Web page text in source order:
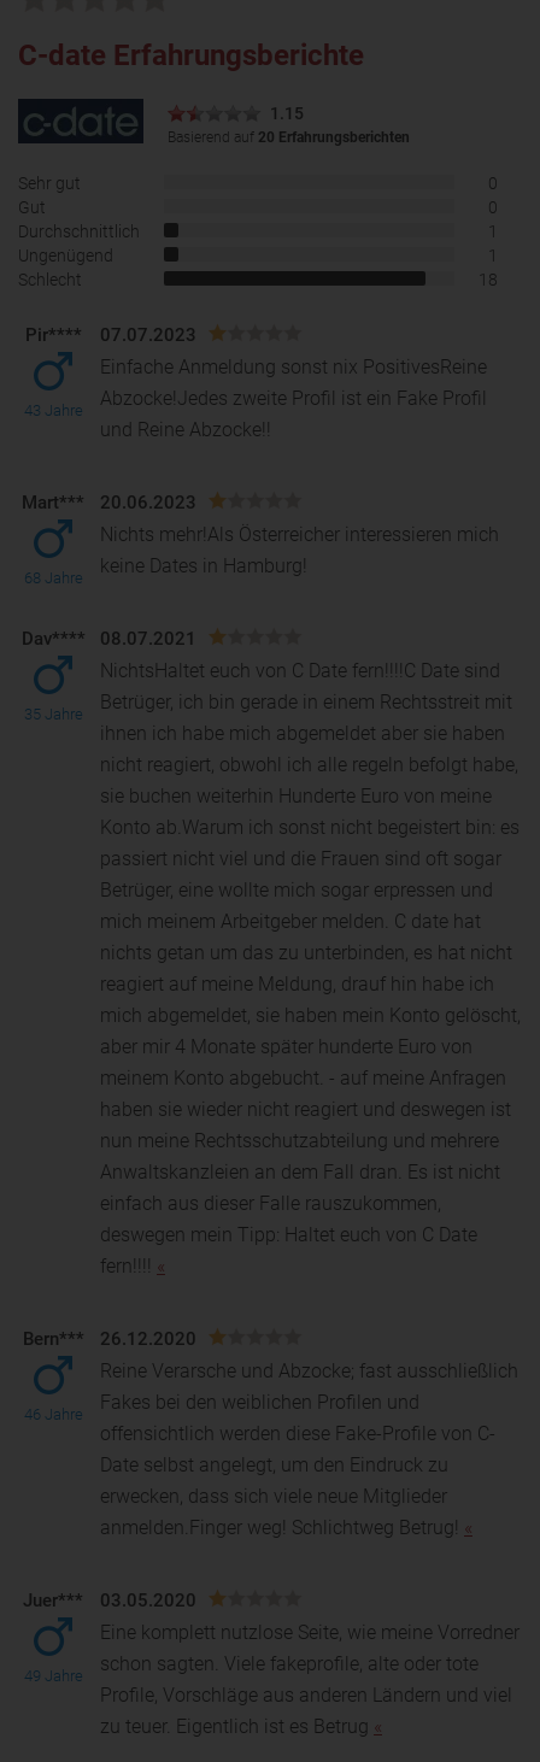
C-date Erfahrungsberichte
1.15
Basierend auf 20 Erfahrungsberichten
Sehr gut
0
Gut
0
Durchschnittlich
1
Ungenügend
1
Schlecht
18
Pir****
43 Jahre
07.07.2023
Einfache Anmeldung sonst nix PositivesReine
Abzocke!Jedes zweite Profil ist ein Fake Profil
und Reine Abzocke!!
Mart***
68 Jahre
20.06.2023
Nichts mehr!Als Österreicher interessieren mich
keine Dates in Hamburg!
Dav****
35 Jahre
08.07.2021
NichtsHaltet euch von C Date fern!!!!C Date sind
Betrüger, ich bin gerade in einem Rechtsstreit mit
ihnen ich habe mich abgemeldet aber sie haben
nicht reagiert, obwohl ich alle regeln befolgt habe,
sie buchen weiterhin Hunderte Euro von meine
Konto ab.Warum ich sonst nicht begeistert bin: es
passiert nicht viel und die Frauen sind oft sogar
Betrüger, eine wollte mich sogar erpressen und
mich meinem Arbeitgeber melden. C date hat
nichts getan um das zu unterbinden, es hat nicht
reagiert auf meine Meldung, drauf hin habe ich
mich abgemeldet, sie haben mein Konto gelöscht,
aber mir 4 Monate später hunderte Euro von
meinem Konto abgebucht. - auf meine Anfragen
haben sie wieder nicht reagiert und deswegen ist
nun meine Rechtsschutzabteilung und mehrere
Anwaltskanzleien an dem Fall dran. Es ist nicht
einfach aus dieser Falle rauszukommen,
deswegen mein Tipp: Haltet euch von C Date
fern!!!! «
Bern***
46 Jahre
26.12.2020
Reine Verarsche und Abzocke; fast ausschließlich
Fakes bei den weiblichen Profilen und
offensichtlich werden diese Fake-Profile von C-
Date selbst angelegt, um den Eindruck zu
erwecken, dass sich viele neue Mitglieder
anmelden.Finger weg! Schlichtweg Betrug! «
Juer***
49 Jahre
03.05.2020
Eine komplett nutzlose Seite, wie meine Vorredner
schon sagten. Viele fakeprofile, alte oder tote
Profile, Vorschläge aus anderen Ländern und viel
zu teuer. Eigentlich ist es Betrug «